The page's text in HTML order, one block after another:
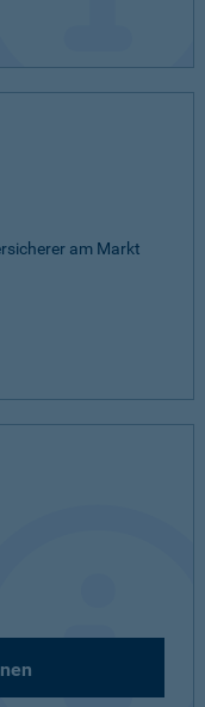
am Markt